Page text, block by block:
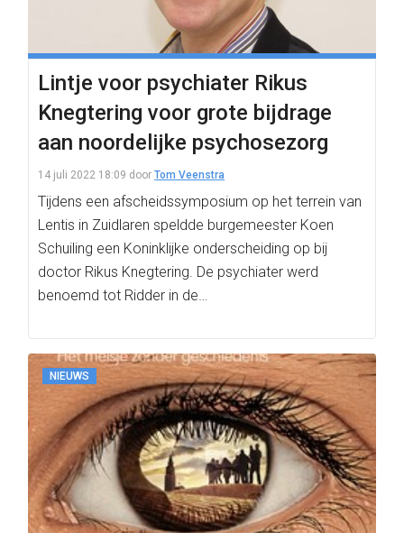
Lintje voor psychiater Rikus
Knegtering voor grote bijdrage
aan noordelijke psychosezorg
14 juli 2022 18:09 door Tom Veenstra
Tijdens een afscheidssymposium op het terrein van
Lentis in Zuidlaren speldde burgemeester Koen
Schuiling een Koninklijke onderscheiding op bij
doctor Rikus Knegtering. De psychiater werd
benoemd tot Ridder in de…
NIEUWS